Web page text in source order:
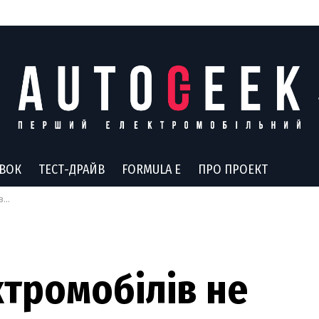
ТЕСТ-ДРАЙВ FORMULA E ПРО ПРОЕКТ
не